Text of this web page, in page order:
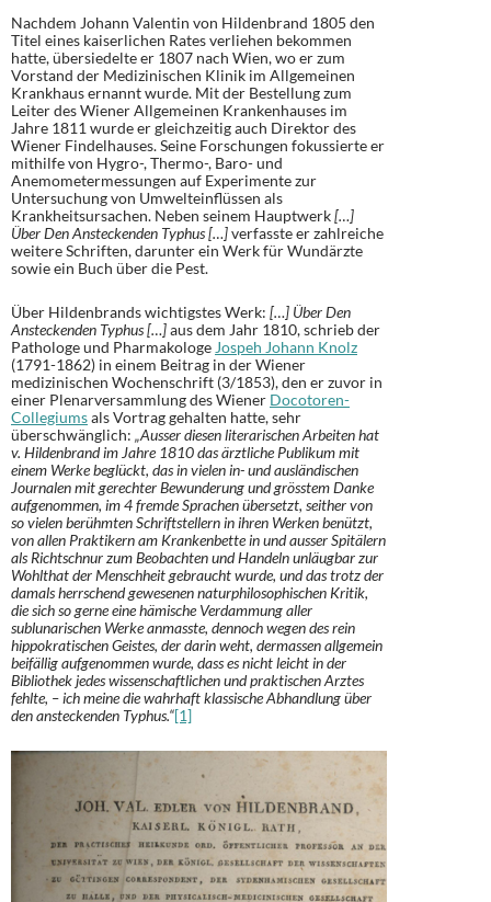
Nachdem Johann Valentin von Hildenbrand 1805 den
Titel eines kaiserlichen Rates verliehen bekommen
hatte, übersiedelte er 1807 nach Wien, wo er zum
Vorstand der Medizinischen Klinik im Allgemeinen
Krankhaus ernannt wurde. Mit der Bestellung zum
Leiter des Wiener Allgemeinen Krankenhauses im
Jahre 1811 wurde er gleichzeitig auch Direktor des
Wiener Findelhauses. Seine Forschungen fokussierte er
mithilfe von Hygro-, Thermo-, Baro- und
Anemometermessungen auf Experimente zur
Untersuchung von Umwelteinflüssen als
Krankheitsursachen. Neben seinem Hauptwerk[…]
Über Den Ansteckenden Typhus […]verfasste er zahlreiche
weitere Schriften, darunter ein Werk für Wundärzte
sowie ein Buch über die Pest.
Über Hildenbrands wichtigstes Werk: […] Über Den
Ansteckenden Typhus […]aus dem Jahr 1810, schrieb der
Pathologe und Pharmakologe Jospeh Johann Knolz
(1791-1862) in einem Beitrag in der Wiener
medizinischen Wochenschrift (3/1853), den er zuvor in
einer Plenarversammlung des Wiener Docotoren-
Collegiumsals Vortrag gehalten hatte, sehr
überschwänglich: „Ausser diesen literarischen Arbeiten hat
v. Hildenbrand im Jahre 1810 das ärztliche Publikum mit
einem Werke beglückt, das in vielen in- und ausländischen
Journalen mit gerechter Bewunderung und grösstem Danke
aufgenommen, im 4 fremde Sprachen übersetzt, seither von
so vielen berühmten Schriftstellern in ihren Werken benützt,
von allen Praktikern am Krankenbette in und ausser Spitälern
als Richtschnur zum Beobachten und Handeln unläugbar zur
Wohlthat der Menschheit gebraucht wurde, und das trotz der
damals herrschend gewesenen naturphilosophischen Kritik,
die sich so gerne eine hämische Verdammung aller
sublunarischen Werke anmasste, dennoch wegen des rein
hippokratischen Geistes, der darin weht, dermassen allgemein
beifällig aufgenommen wurde, dass es nicht leicht in der
Bibliothek jedes wissenschaftlichen und praktischen Arztes
fehlte, – ich meine die wahrhaft klassische Abhandlung über
den ansteckenden Typhus.“[1]